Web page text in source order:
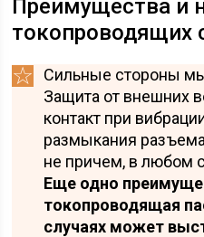
Преимущества и
токопроводящих
Сильные стороны
Защита от внешних
контакт при
размыкания
не причем, в любом
Еще одно
токопроводящая
случаях может